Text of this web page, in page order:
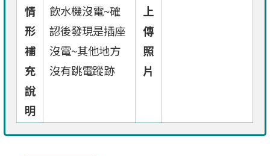
情
形
補
充
說
明
飲水機沒電~確
認後發現是插座
沒電~其他地方
沒有跳電蹤跡
上
傳
照
片